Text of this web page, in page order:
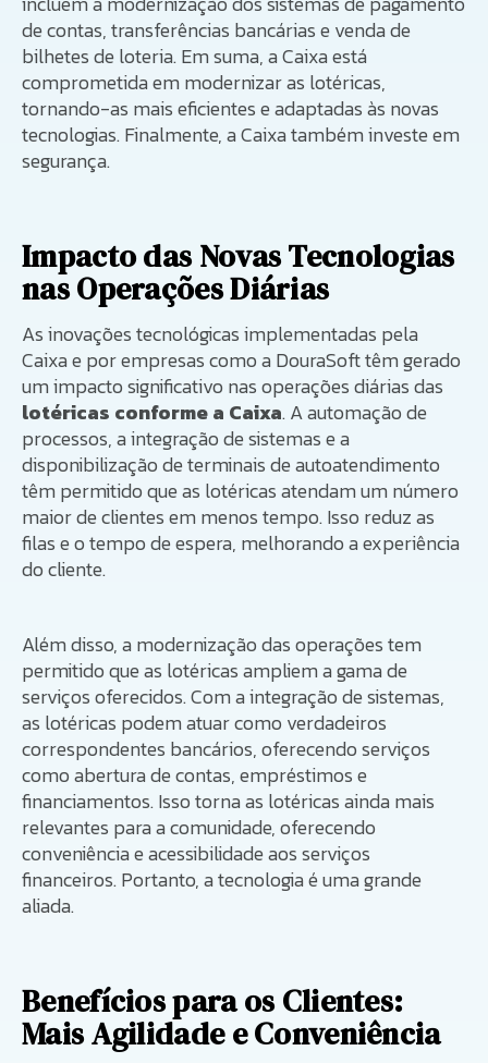
de contas, transferências bancárias e venda de
bilhetes de loteria. Em suma, a Caixa está
comprometida em modernizar as lotéricas,
tornando-as mais eficientes e adaptadas às novas
tecnologias. Finalmente, a Caixa também investe em
segurança.
Impacto das Novas Tecnologias
nas Operações Diárias
As inovações tecnológicas implementadas pela
Caixa e por empresas como a DouraSoft têm gerado
um impacto significativo nas operações diárias das
lotéricas conforme a Caixa. A automação de
processos, a integração de sistemas e a
disponibilização de terminais de autoatendimento
têm permitido que as lotéricas atendam um número
maior de clientes em menos tempo. Isso reduz as
filas e o tempo de espera, melhorando a experiência
do cliente.
Além disso, a modernização das operações tem
permitido que as lotéricas ampliem a gama de
serviços oferecidos. Com a integração de sistemas,
as lotéricas podem atuar como verdadeiros
correspondentes bancários, oferecendo serviços
como abertura de contas, empréstimos e
financiamentos. Isso torna as lotéricas ainda mais
relevantes para a comunidade, oferecendo
conveniência e acessibilidade aos serviços
financeiros. Portanto, a tecnologia é uma grande
aliada.
Benefícios para os Clientes:
Mais Agilidade e Conveniência